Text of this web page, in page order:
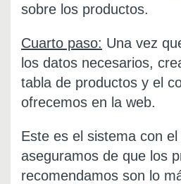
sobre los productos.
Cuarto paso: Una vez
los datos necesarios,
tabla de productos y el
ofrecemos en la web.
Este es el sistema con
aseguramos de que los
recomendamos son lo